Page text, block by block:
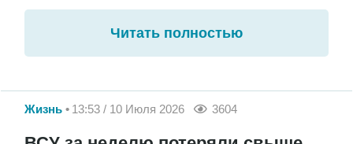
Читать полностью
Жизнь 13:53 / 10 Июля 2026 3604